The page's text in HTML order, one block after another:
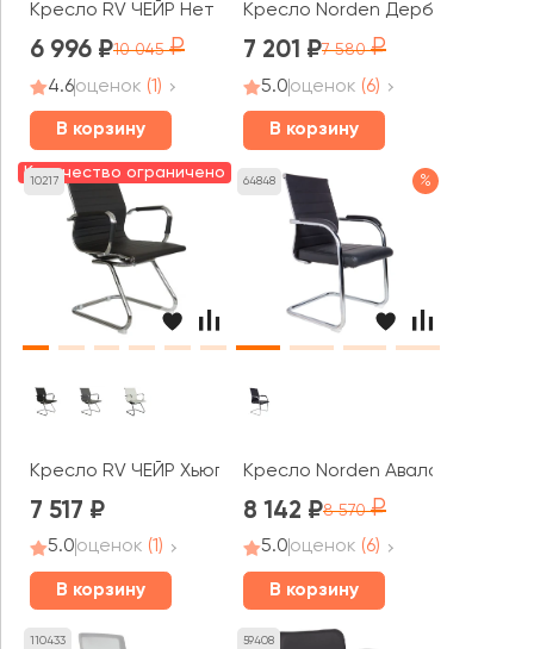
Кресло RV ЧЕЙР Нет / Net (801E)
6 996 10 045
4.6оценок (1)
В корзину
Кресло Norden Дерби CF
7 201 7 580
5.0оценок (6)
В корзину
10217
Количество ограничено
Кресло RV ЧЕЙР Хьюго / Hugo (6002-3)
7 517
5.0оценок (1)
В корзину
64848 %
Кресло Norden Авалон CF /
8 142 8 570
5.0оценок (6)
В корзину
110433 59408